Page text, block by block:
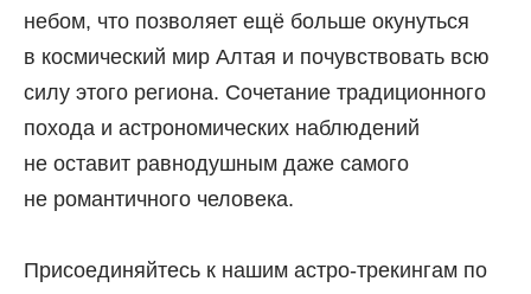
небом, что позволяет ещё больше окунуться
в космический мир Алтая и почувствовать всю
силу этого региона. Сочетание традиционного
похода и астрономических наблюдений
не оставит равнодушным даже самого
не романтичного человека.
Присоединяйтесь к нашим астро-трекингам по